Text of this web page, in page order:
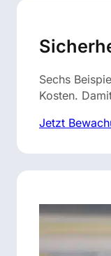
Sechs
Kosten.
Jetzt